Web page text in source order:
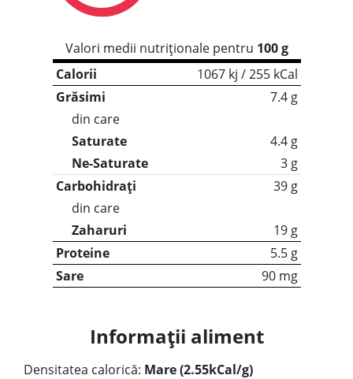
Valori medii nutriționale pentru 100 g
Calorii
1067 kj / 255 kCal
Grăsimi
7.4 g
din care
Saturate
4.4 g
Ne-Saturate
3 g
Carbohidrați
39 g
din care
Zaharuri
19 g
Proteine
5.5 g
Sare
90 mg
Informații aliment
Densitatea calorică: Mare (2.55kCal/g)